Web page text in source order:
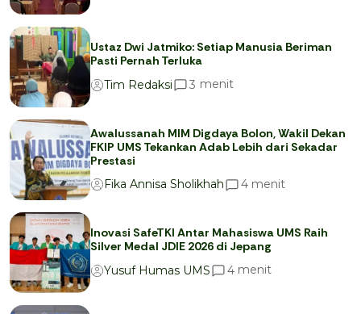
Ustaz Dwi Jatmiko: Setiap Manusia Beriman
Pasti Pernah Terluka
Tim Redaksi
3 menit
Awalussanah MIM Digdaya Bolon, Wakil Dekan
FKIP UMS Tekankan Adab Lebih dari Sekadar
Prestasi
Fika Annisa Sholikhah
4 menit
Inovasi SafeTKI Antar Mahasiswa UMS Raih
Silver Medal JDIE 2026 di Jepang
Yusuf Humas UMS
4 menit